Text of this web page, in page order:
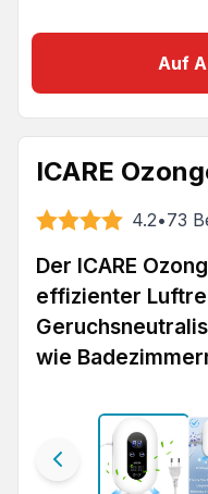
Auf
ICARE
4.2•73
Der ICARE
effizienter
wie